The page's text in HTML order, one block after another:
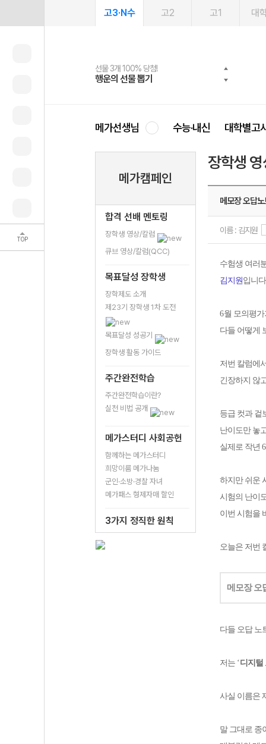
TOP
고3·N수 고2 고1 대
선물 3개 100% 당첨!
행운의 선물 뽑기
선물 100% 증정!
메가스터디 X 올리브
여름방학 스터디 캐시백
메가런 썸머스쿨
2027 러셀 단과
강사 공개선발
스마트러닝앱
설문 EVENT
메가패스
3일 무료 체험권
메가패스 수강생 무료혜택!
메가클럽 멤버십
사회공헌 캠페인
희망이룸 메가나눔
메가선생님 수능·내신 대학별고
메가캠페인
합격 선배 멘토링
장학생 영상/칼럼
큐브 영상/칼럼(QCC)
목표달성 장학생
장학제도 소개
제23기 장학생 1차 도전
목표달성 성공기
장학생 활동 가이드
주간완전학습
주간완전학습이란?
실천 비법 공개
메가스터디 사회공헌
함께하는 메가스터디
희망이룸 메가나눔
군인·소방·경찰 자녀
메가패스 형제자매 할인
3가지 정직한 원칙
장학생
메모장 오답
이름 : 김지원
수험생 여러
김지원입니다
6월 모의평
다들 어떻게
저번 칼럼에
긴장하지 않
등급 컷과 겉
난이도만 놓
실제로 작년 6
하지만 쉬운
시험의 난이
이번 시험을
오늘은 저번
메모장 오
다들 오답 노
저는 ‘디지털
사실 이름은
말 그대로 종